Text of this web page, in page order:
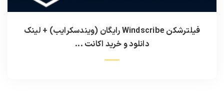
فیلترشکن Windscribe رایگان (ویندسکرایب) + لینک
دانلود و خرید اکانت ...